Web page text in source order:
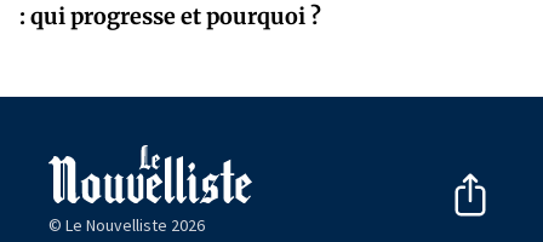
: qui progresse et pourquoi ?
© Le Nouvelliste 2026